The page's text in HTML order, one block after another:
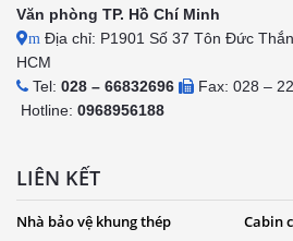
Văn phòng TP. Hồ Chí Minh
m Địa chỉ: P1901 Số 37 Tôn Đức
HCM
Tel: 028 – 66832696
Fax: 028 –
Hotline: 0968956188
LIÊN KẾT
Nhà bảo vệ khung thép
Cabin